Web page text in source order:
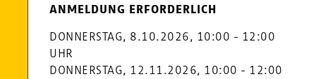
und
ANMELDUNG ERFORDERLICH
DONNERSTAG, 8.10.2026, 10:00 - 12:00
UHR
DONNERSTAG, 12.11.2026, 10:00 - 12:00